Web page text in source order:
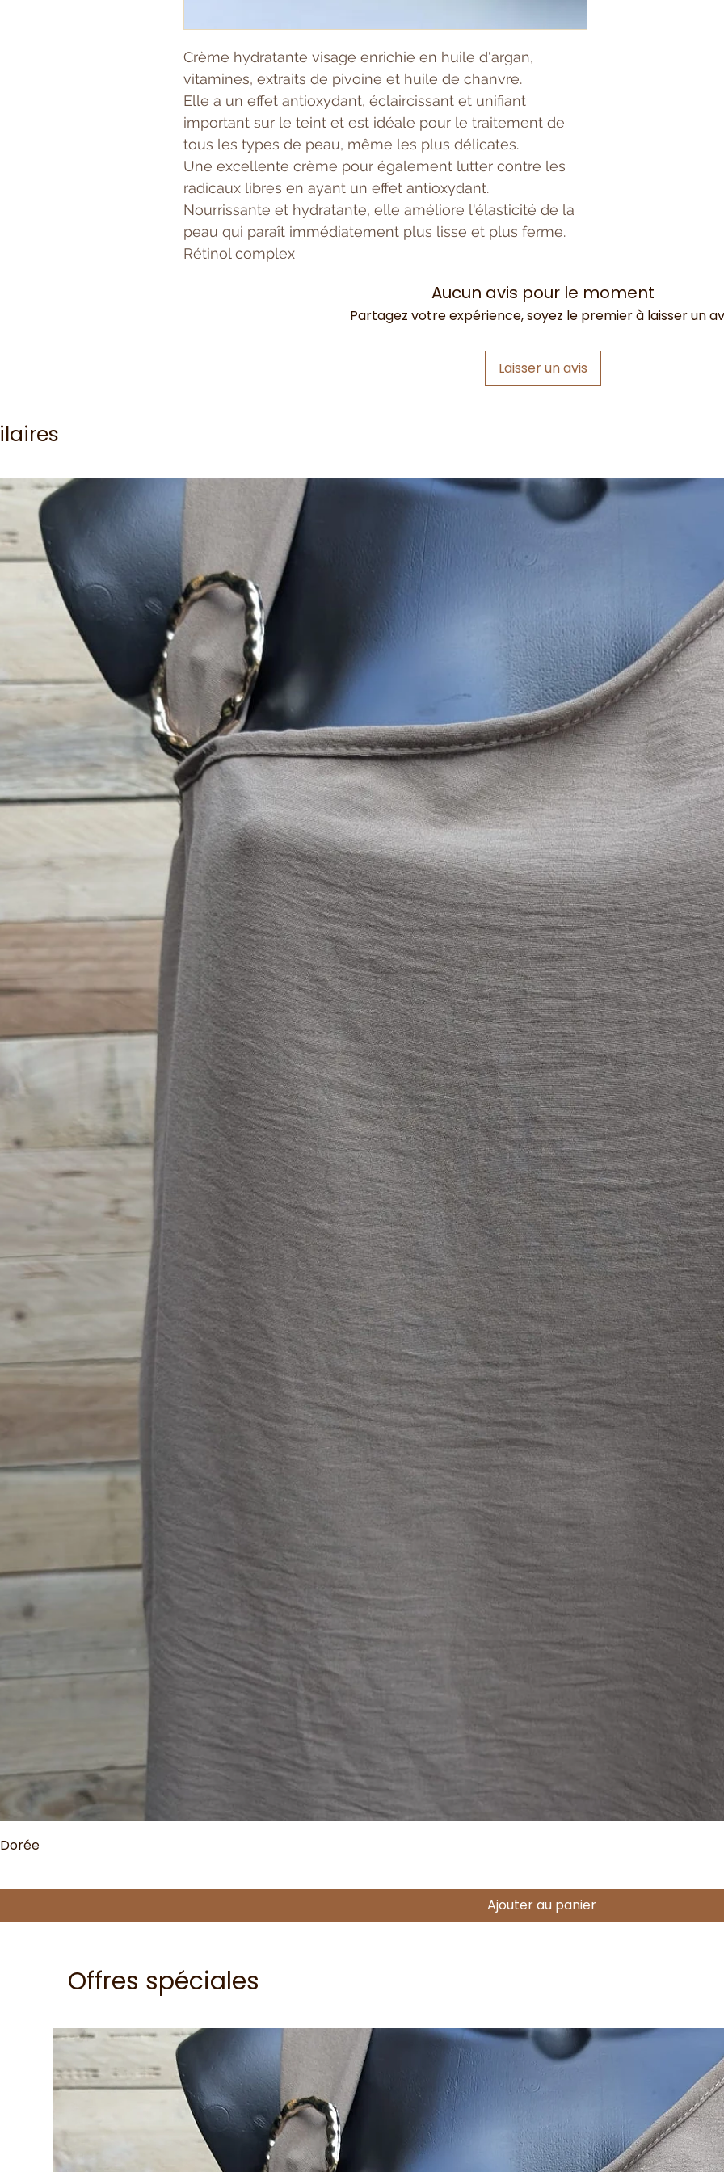
Crème hydratante visage enrichie en huile d'argan,
vitamines, extraits de pivoine et huile de chanvre.
Elle a un effet antioxydant, éclaircissant et unifiant
important sur le teint et est idéale pour le traitement de
tous les types de peau, même les plus délicates.
Une excellente crème pour également lutter contre les
radicaux libres en ayant un effet antioxydant.
Nourrissante et hydratante, elle améliore l'élasticité de la
peau qui paraît immédiatement plus lisse et plus ferme.
Rétinol complex
Aucun avis pour le moment
Partagez votre expérience, soyez le premier à laisser un
Laisser un avis
Ajouter au panier
Offres spéciales